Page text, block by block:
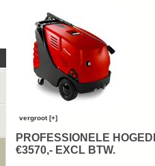
vergroot [+]
PROFESSIONELE
€3570,- EXCL BTW.